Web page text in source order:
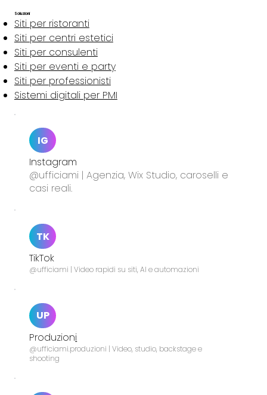
Soluzioni
Siti per ristoranti
Siti per centri estetici
Siti per consulenti
Siti per eventi e party
Siti per professionisti
Sistemi digitali per PMI
IG
Instagram
@ufficiami | Agenzia, Wix Studio, caroselli e
casi reali.
TK
TikTok
@ufficiami | Video rapidi su siti, AI e automazioni
UP
Produzioni
@ufficiami.produzioni | Video, studio, backstage e
shooting